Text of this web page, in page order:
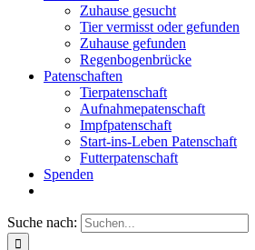
Zuhause gesucht
Tier vermisst oder gefunden
Zuhause gefunden
Regenbogenbrücke
Patenschaften
Tierpatenschaft
Aufnahmepatenschaft
Impfpatenschaft
Start-ins-Leben Patenschaft
Futterpatenschaft
Spenden
Suche nach: